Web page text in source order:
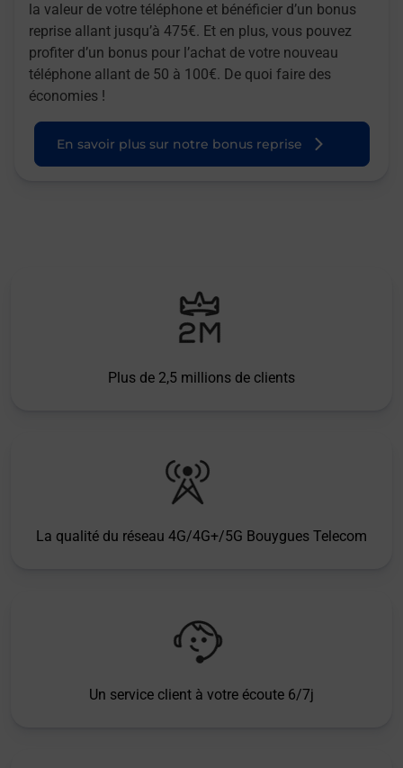
la valeur de votre téléphone et bénéficier d’un bonus
reprise allant jusqu’à 475€. Et en plus, vous pouvez
profiter d’un bonus pour l’achat de votre nouveau
téléphone allant de 50 à 100€. De quoi faire des
économies !
En savoir plus sur notre bonus reprise
Plus de 2,5 millions de clients
La qualité du réseau 4G/4G+/5G Bouygues Telecom
Un service client à votre écoute 6/7j